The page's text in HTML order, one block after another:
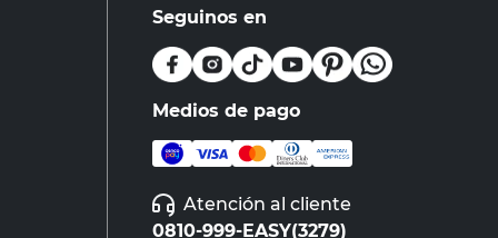
Seguinos en
Medios de pago
Atención al cliente
0810-999-EASY(3279)